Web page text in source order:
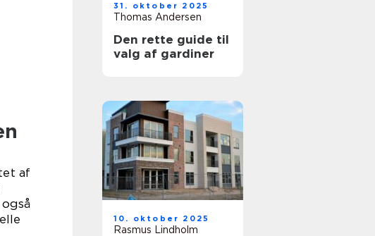
af
31. oktober 2025
Thomas Andersen
Den rette guide til
valg af gardiner
10. oktober 2025
Rasmus Lindholm